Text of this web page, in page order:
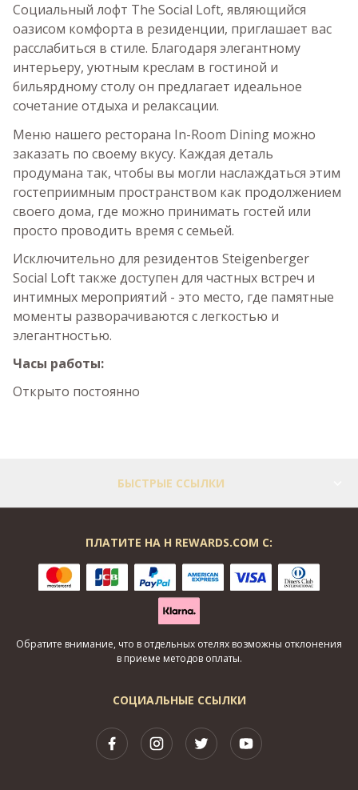
Социальный лофт The Social Loft, являющийся
оазисом комфорта в резиденции, приглашает вас
расслабиться в стиле. Благодаря элегантному
интерьеру, уютным креслам в гостиной и
бильярдному столу он предлагает идеальное
сочетание отдыха и релаксации.
Меню нашего ресторана In-Room Dining можно
заказать по своему вкусу. Каждая деталь
продумана так, чтобы вы могли наслаждаться этим
гостеприимным пространством как продолжением
своего дома, где можно принимать гостей или
просто проводить время с семьей.
Исключительно для резидентов Steigenberger
Social Loft также доступен для частных встреч и
интимных мероприятий - это место, где памятные
моменты разворачиваются с легкостью и
элегантностью.
Часы работы:
Открыто постоянно
БЫСТРЫЕ ССЫЛКИ
СОЦИАЛЬНЫЕ ССЫЛКИ
ПЛАТИТЕ НА H REWARDS.COM С:
Обратите внимание, что в отдельных отелях возможны отклонения
в приеме методов оплаты.